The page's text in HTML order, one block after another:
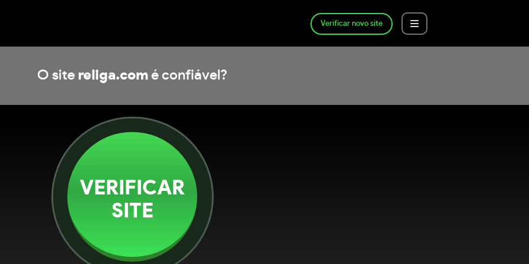
Verificar novo site
O site religa.com é confiável?
VERIFICAR
SITE